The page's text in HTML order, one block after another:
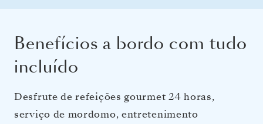
Benefícios a bordo com tudo
incluído
Desfrute de refeições gourmet 24 horas,
serviço de mordomo, entretenimento